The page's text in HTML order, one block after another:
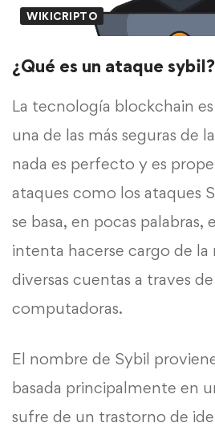
WIKICRIPTO
¿Qué es un ataque sybil?
La tecnología blockchain
una de las más seguras de
nada es perfecto y es
ataques como los ataques
se basa, en pocas palabras,
intenta hacerse cargo de la
diversas cuentas a traves
computadoras.
El nombre de Sybil
basada principalmente en
sufre de un trastorno de